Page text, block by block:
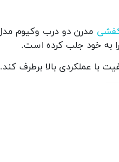
را به خود جلب کرده است.
با عملکردی بالا برطرف کند.